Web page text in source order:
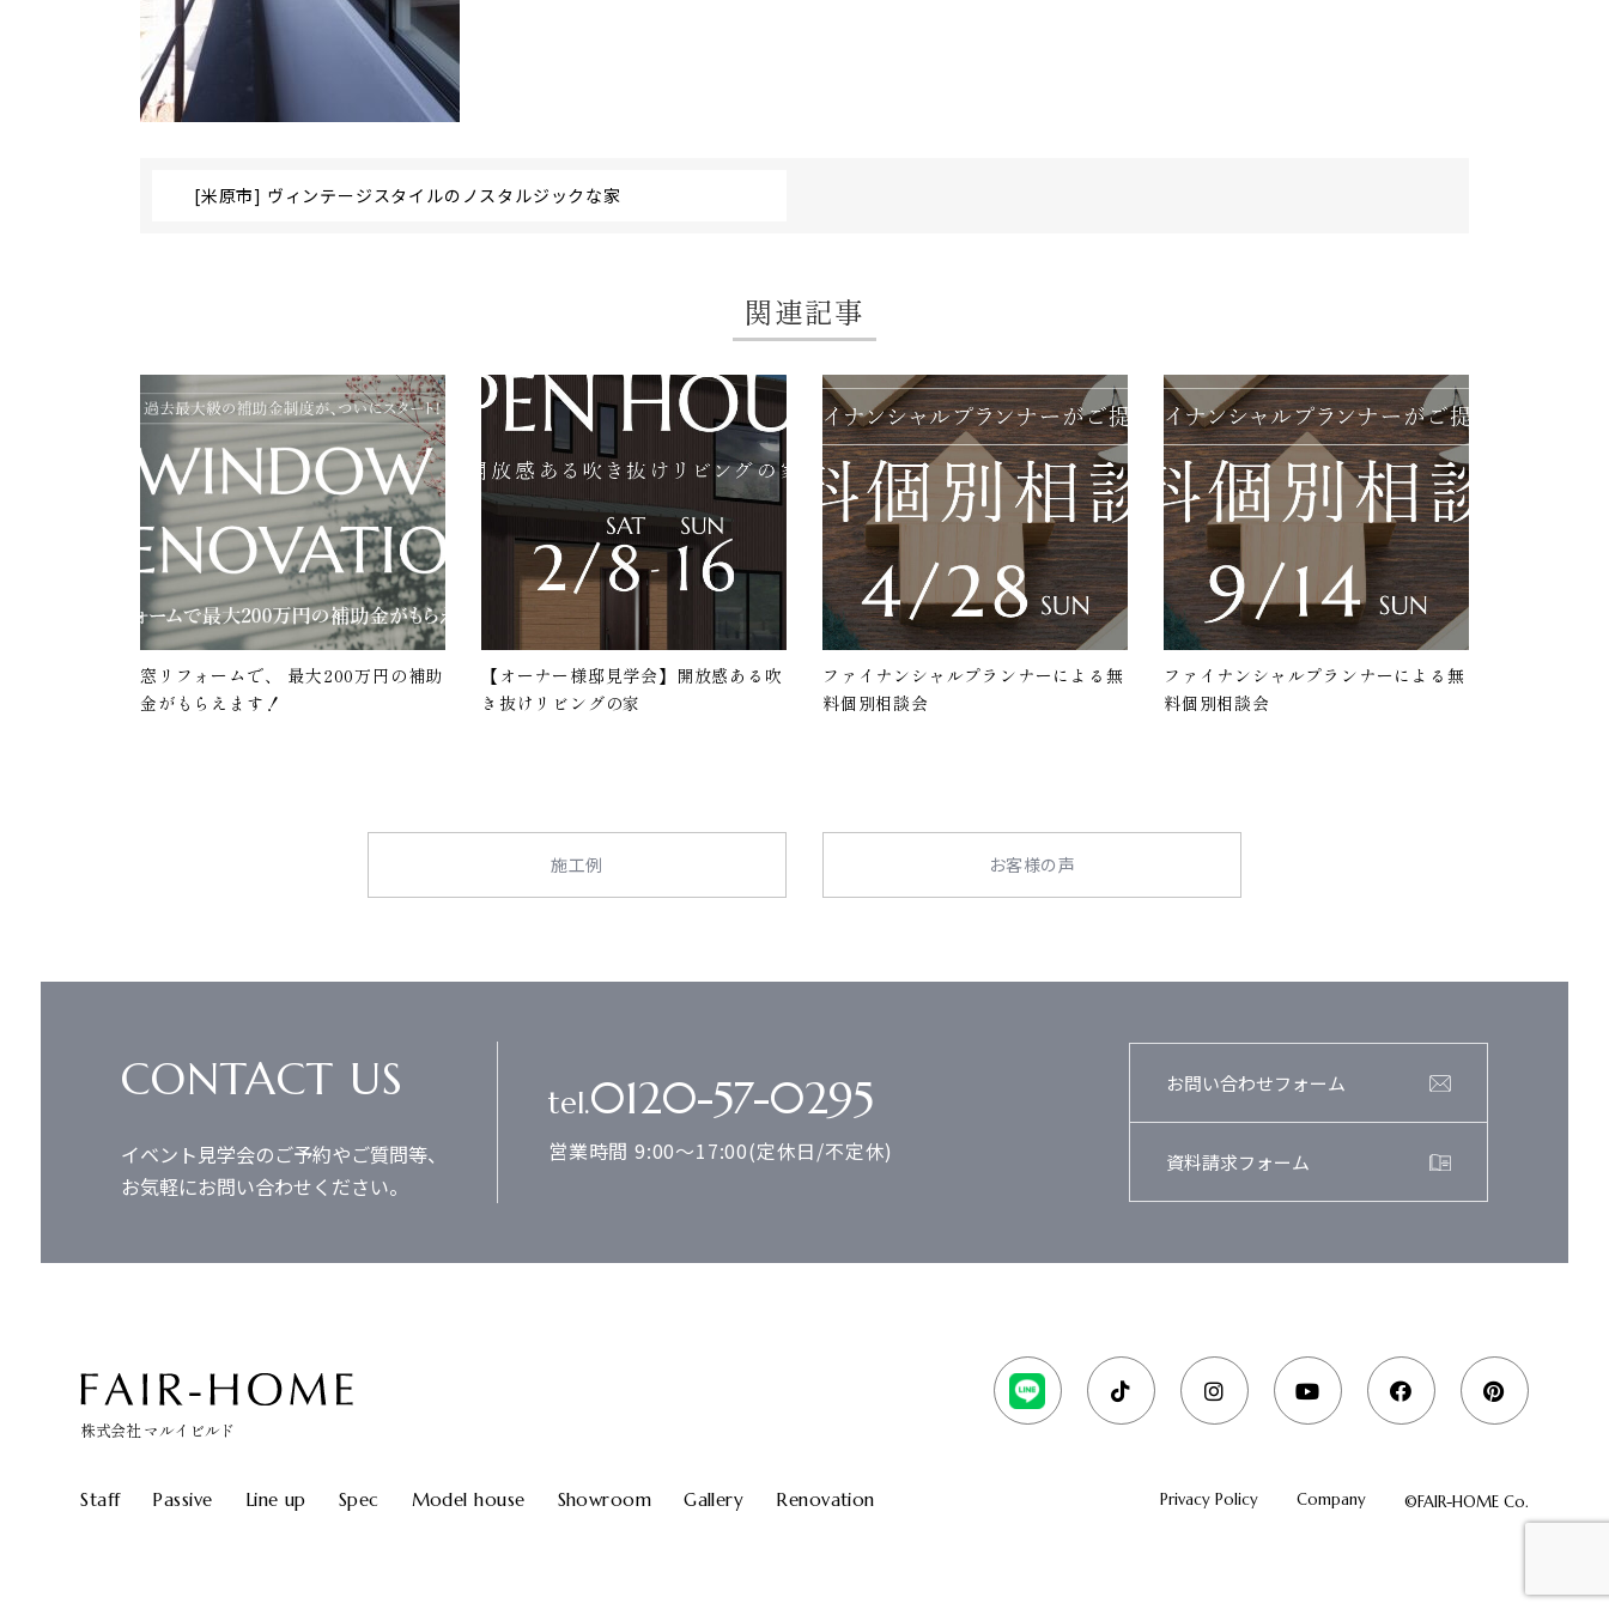
[米原市] ヴィンテージスタイルのノスタルジックな家
関連記事
窓リフォームで、 最大200万円の補助
金がもらえます！
【オーナー様邸見学会】開放感ある吹
き抜けリビングの家
ファイナンシャルプランナーによる無
料個別相談会
ファイナンシャルプランナーによる無
料個別相談会
施工例 お客様の声
CONTACT US
イベント見学会のご予約やご質問等、
お気軽にお問い合わせください。
tel.0120-57-0295
営業時間 9:00～17:00(定休日/不定休)
お問い合わせフォーム
資料請求フォーム
株式会社 マルイビルド
Staff Passive Line up Spec Model house Showroom Gallery Renovation Privacy Policy Company ©FAIR-HOME Co.